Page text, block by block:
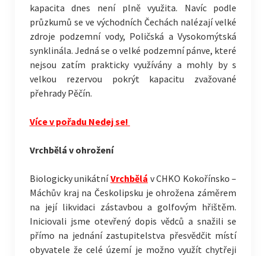
kapacita dnes není plně využita. Navíc podle
průzkumů se ve východních Čechách nalézají velké
zdroje podzemní vody, Poličská a Vysokomýtská
synklinála. Jedná se o velké podzemní pánve, které
nejsou zatím prakticky využívány a mohly by s
velkou rezervou pokrýt kapacitu zvažované
přehrady Pěčín.
Více v pořadu Nedej se!
Vrchbělá v ohrožení
Biologicky unikátníVrchbělá v CHKO Kokořínsko –
Máchův kraj na Českolipsku je ohrožena záměrem
na její likvidaci zástavbou a golfovým hřištěm.
Iniciovali jsme otevřený dopis vědců a snažili se
přímo na jednání zastupitelstva přesvědčit místí
obyvatele že celé území je možno využít chytřeji